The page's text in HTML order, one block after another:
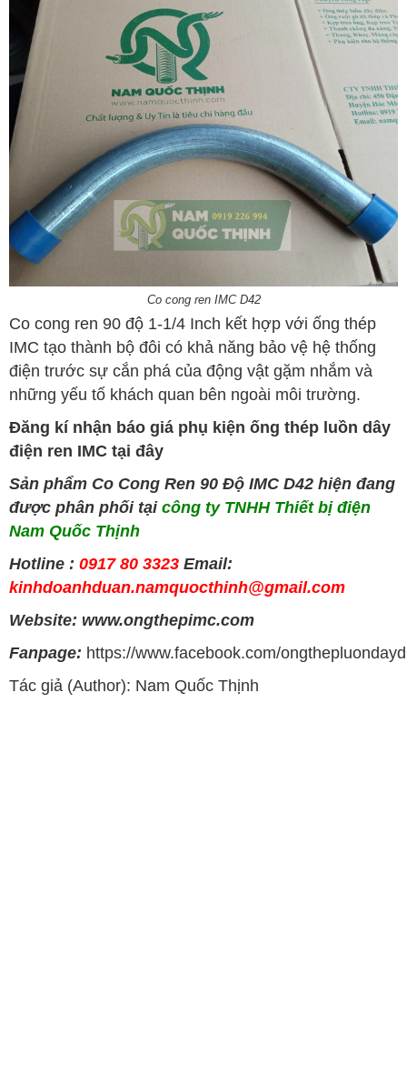
Co cong ren IMC D42
Co cong ren 90 độ 1-1/4 Inch kết hợp với ống thép
IMC tạo thành bộ đôi có khả năng bảo vệ hệ thống
điện trước sự cắn phá của động vật gặm nhắm và
những yếu tố khách quan bên ngoài môi trường.
Đăng kí nhận báo giá phụ kiện ống thép luồn dây
điện ren IMC tại đây
Sản phẩm Co Cong Ren 90 Độ IMC D42 hiện đang
được phân phối tại công ty TNHH Thiết bị điện
Nam Quốc Thịnh
Hotline : 0917 80 3323 Email:
kinhdoanhduan.namquocthinh@gmail.com
Website: www.ongthepimc.com
Fanpage: https://www.facebook.com/
Tác giả (Author): Nam Quốc Thịnh